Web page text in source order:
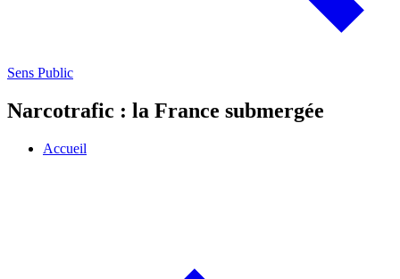
Sens Public
Narcotrafic : la France submergée
Accueil